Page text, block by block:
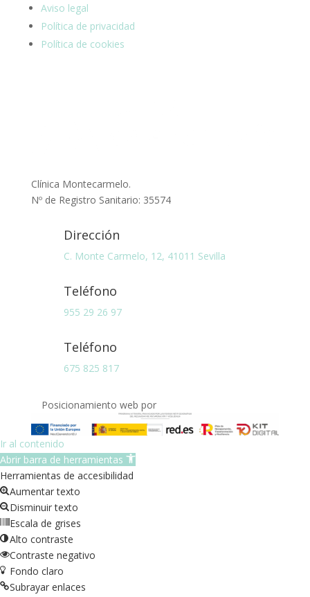
Aviso legal
Política de privacidad
Política de cookies
Clínica Montecarmelo.
Nº de Registro Sanitario: 35574
Dirección
C. Monte Carmelo, 12, 41011 Sevilla
Teléfono
955 29 26 97
Teléfono
675 825 817
Posicionamiento web por
Ir al contenido
Abrir barra de herramientas
Herramientas de accesibilidad
Aumentar texto
Disminuir texto
Escala de grises
Alto contraste
Contraste negativo
Fondo claro
Subrayar enlaces